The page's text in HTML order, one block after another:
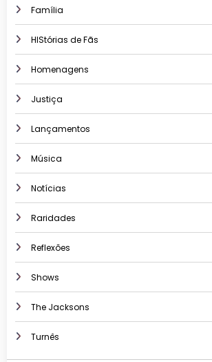
Família
HIStórias de Fãs
Homenagens
Justiça
Lançamentos
Música
Notícias
Raridades
Reflexões
Shows
The Jacksons
Turnês